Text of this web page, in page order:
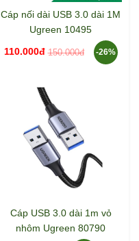
Cáp nối dài USB 3.0 dài 1M
Ugreen 10495
110.000đ 150.000đ -26%
Cáp USB 3.0 dài 1m vỏ
nhôm Ugreen 80790